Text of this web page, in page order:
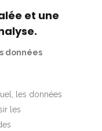
et une
données
les données
les